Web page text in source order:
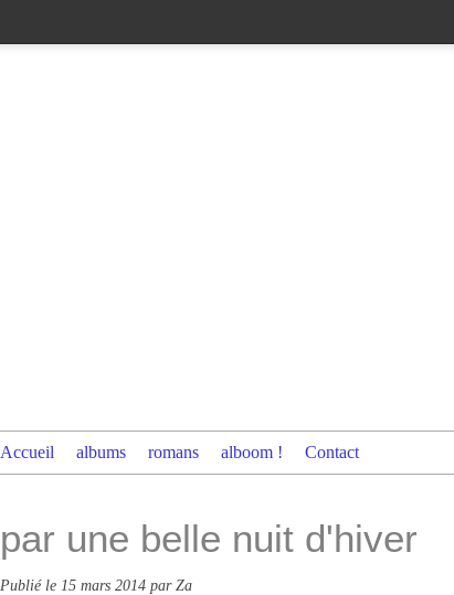
Accueil albums romans alboom ! Contact
par une belle nuit d'hiver
Publié le 15 mars 2014 par Za